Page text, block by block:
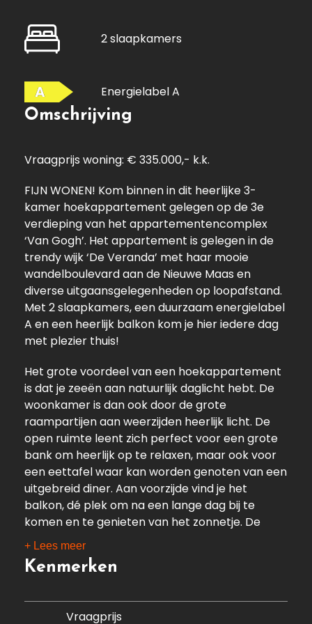
2 slaapkamers
A Energielabel A
Omschrijving
Vraagprijs woning: € 335.000,- k.k.
FIJN WONEN! Kom binnen in dit heerlijke 3-
kamer hoekappartement gelegen op de 3e
verdieping van het appartementencomplex
‘Van Gogh’. Het appartement is gelegen in de
trendy wijk ‘De Veranda’ met haar mooie
wandelboulevard aan de Nieuwe Maas en
diverse uitgaansgelegenheden op loopafstand.
Met 2 slaapkamers, een duurzaam energielabel
A en een heerlijk balkon kom je hier iedere dag
met plezier thuis!
Het grote voordeel van een hoekappartement
is dat je zeeën aan natuurlijk daglicht hebt. De
woonkamer is dan ook door de grote
raampartijen aan weerzijden heerlijk licht. De
open ruimte leent zich perfect voor een grote
bank om heerlijk op te relaxen, maar ook voor
een eettafel waar kan worden genoten van een
uitgebreid diner. Aan voorzijde vind je het
balkon, dé plek om na een lange dag bij te
komen en te genieten van het zonnetje. De
nette open keuken is voorzien van diverse
inbouwapparatuur en een hoop kastruimte.
ieder van fijn formaat. Opzoek naar een
werkkamer, hobbykamer of kinderkamer? Dat
+ Lees meer
Kenmerken
Vraagprijs